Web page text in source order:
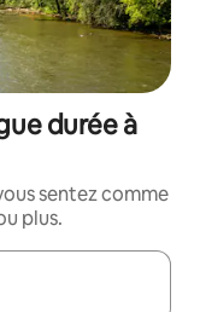
durée à
sentez comme
plus.
les flèches vers le